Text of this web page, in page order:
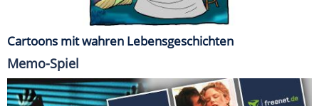
Cartoons mit wahren Lebensgeschichten
Memo-Spiel